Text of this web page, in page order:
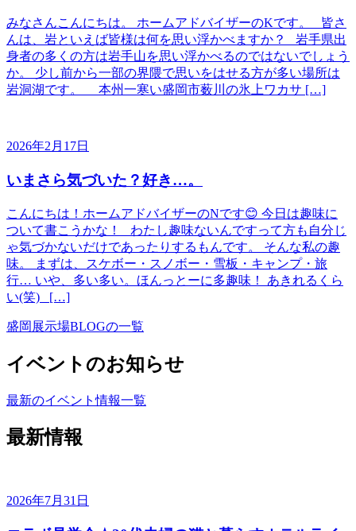
みなさんこんにちは。 ホームアドバイザーのKです。 皆さ
んは、岩といえば皆様は何を思い浮かべますか？ 岩手県出
身者の多くの方は岩手山を思い浮かべるのではないでしょう
か。 少し前から一部の界隈で思いをはせる方が多い場所は
岩洞湖です。 本州一寒い盛岡市薮川の氷上ワカサ […]
2026年2月17日
いまさら気づいた？好き…。
こんにちは！ホームアドバイザーのNです😊 今日は趣味に
ついて書こうかな！ わたし趣味ないんですって方も自分じ
ゃ気づかないだけであったりするもんです。 そんな私の趣
味。 まずは、スケボー・スノボー・雪板・キャンプ・旅
行… いや、多い多い。ほんっとーに多趣味！ あきれるくら
い(笑) […]
盛岡展示場BLOGの一覧
イベントのお知らせ
最新のイベント情報一覧
最新情報
2026年7月31日